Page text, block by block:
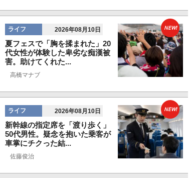
ライフ 2026年08月10日
夏フェスで「胸を揉まれた」20
代女性が体験した卑劣な痴漢被
害。助けてくれた...
高橋マナブ
NEW!
ライフ 2026年08月10日
新幹線の指定席を「渡り歩く」
50代男性。疑念を抱いた乗客が
車掌にチクった結...
佐藤俊治
NEW!